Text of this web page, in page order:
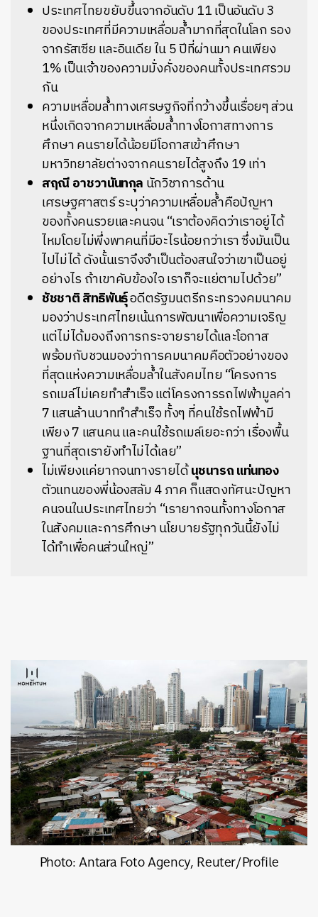
ประเทศไทยขยับขึ้นจากอันดับ 11 เป็นอันดับ 3
ของประเทศที่มีความเหลื่อมล้ำมากที่สุดในโลก รอง
จากรัสเซีย และอินเดีย ใน 5 ปีที่ผ่านมา คนเพียง
1% เป็นเจ้าของความมั่งคั่งของคนทั้งประเทศรวม
กัน
ความเหลื่อมล้ำทางเศรษฐกิจที่กว้างขึ้นเรื่อยๆ ส่วน
หนึ่งเกิดจากความเหลื่อมล้ำทางโอกาสทางการ
ศึกษา คนรายได้น้อยมีโอกาสเข้าศึกษา
มหาวิทยาลัยต่างจากคนรายได้สูงถึง 19 เท่า
สฤณี อาชวานันทกุล นักวิชาการด้าน
เศรษฐศาสตร์ ระบุว่าความเหลื่อมล้ำคือปัญหา
ของทั้งคนรวยและคนจน “เราต้องคิดว่าเราอยู่ได้
ไหมโดยไม่พึ่งพาคนที่มีอะไรน้อยกว่าเรา ซึ่งมันเป็น
ไปไม่ได้ ดังนั้นเราจึงจำเป็นต้องสนใจว่าเขาเป็นอยู่
อย่างไร ถ้าเขาคับข้องใจ เราก็จะแย่ตามไปด้วย”
ชัชชาติ สิทธิพันธุ์อดีตรัฐมนตรีกระทรวงคมนาคม
มองว่าประเทศไทยเน้นการพัฒนาเพื่อความเจริญ
แต่ไม่ได้มองถึงการกระจายรายได้และโอกาส
พร้อมกับชวนมองว่าการคมนาคมคือตัวอย่างของ
ที่สุดแห่งความเหลื่อมล้ำในสังคมไทย “โครงการ
รถเมล์ไม่เคยทำสำเร็จ แต่โครงการรถไฟฟ้ามูลค่า
7 แสนล้านบาททำสำเร็จ ทั้งๆ ที่คนใช้รถไฟฟ้ามี
เพียง 7 แสนคน และคนใช้รถเมล์เยอะกว่า เรื่องพื้น
ฐานที่สุดเรายังทำไม่ได้เลย”
ไม่เพียงแค่ยากจนทางรายได้นุชนารถ แท่นทอง
ตัวแทนของพี่น้องสลัม 4 ภาค ก็แสดงทัศนะปัญหา
คนจนในประเทศไทยว่า “เรายากจนทั้งทางโอกาส
ในสังคมและการศึกษา นโยบายรัฐทุกวันนี้ยังไม่
ได้ทำเพื่อคนส่วนใหญ่”
Photo: Antara Foto Agency, Reuter/Profile